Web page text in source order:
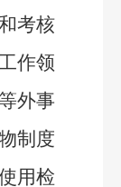
考核
作领
外事
制度
用检